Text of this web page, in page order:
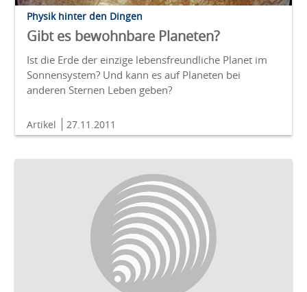
Physik hinter den Dingen
Gibt es bewohnbare Planeten?
Ist die Erde der einzige lebensfreundliche Planet im
Sonnensystem? Und kann es auf Planeten bei
anderen Sternen Leben geben?
Artikel 27.11.2011